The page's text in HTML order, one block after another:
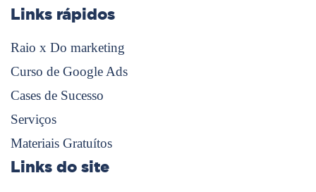
Links rápidos
Raio x Do marketing
Curso de Google Ads
Cases de Sucesso
Serviços
Materiais Gratuítos
Links do site